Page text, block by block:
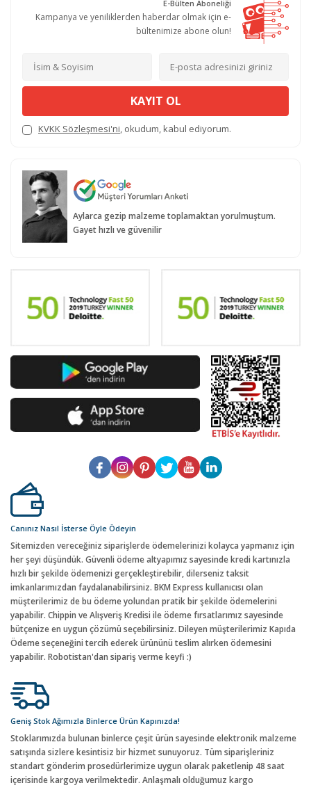
E-Bülten Aboneliği
Kampanya ve yeniliklerden haberdar olmak için e-
bültenimize abone olun!
KAYIT OL
KVKK Sözleşmesi'ni, okudum, kabul ediyorum.
Aylarca gezip malzeme toplamaktan yorulmuştum.
Gayet hızlı ve güvenilir
Canınız Nasıl İsterse Öyle Ödeyin
Sitemizden vereceğiniz siparişlerde ödemelerinizi kolayca yapmanız için
her şeyi düşündük. Güvenli ödeme altyapımız sayesinde kredi kartınızla
hızlı bir şekilde ödemenizi gerçekleştirebilir, dilerseniz taksit
imkanlarımızdan faydalanabilirsiniz. BKM Express kullanıcısı olan
müşterilerimiz de bu ödeme yolundan pratik bir şekilde ödemelerini
yapabilir. Chippin ve Alışveriş Kredisi ile ödeme fırsatlarımız sayesinde
bütçenize en uygun çözümü seçebilirsiniz. Dileyen müşterilerimiz Kapıda
Ödeme seçeneğini tercih ederek ürününü teslim alırken ödemesini
yapabilir. Robotistan'dan sipariş verme keyfi :)
Geniş Stok Ağımızla Binlerce Ürün Kapınızda!
Stoklarımızda bulunan binlerce çeşit ürün sayesinde elektronik malzeme
satışında sizlere kesintisiz bir hizmet sunuyoruz. Tüm siparişleriniz
standart gönderim prosedürlerimize uygun olarak paketlenip 48 saat
içerisinde kargoya verilmektedir. Anlaşmalı olduğumuz kargo